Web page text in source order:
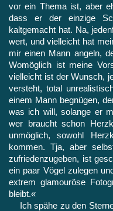
vor ein Thema ist, aber
dass er der einzige
kaltgemacht hat. Na,
wert, und vielleicht hat
mir einen Mann angeln,
Womöglich ist meine
vielleicht ist der Wunsch,
versteht, total
einem Mann begnügen,
was ich will, solange er
wer braucht schon
unmöglich, sowohl
kommen. Tja, aber
zufrie­denzugeben, ist
ein paar Vögel zulegen
extrem gla­mouröse
bleibt.«
Ich spähe zu den